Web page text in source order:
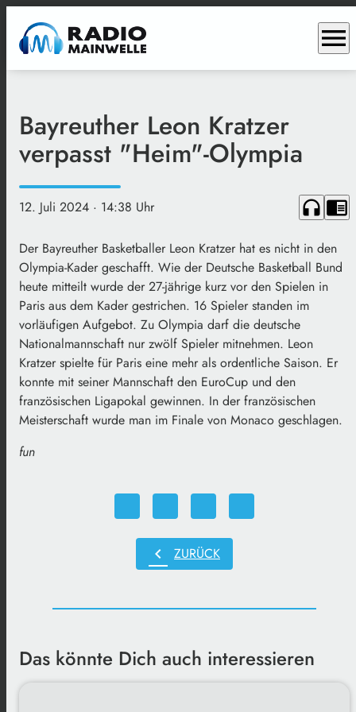
menu
Bayreuther Leon Kratzer
verpasst "Heim"-Olympia
12. Juli 2024 · 14:38 Uhr headphones chrome_reader_mode
Der Bayreuther Basketballer Leon Kratzer hat es nicht in den
Olympia-Kader geschafft. Wie der Deutsche Basketball Bund
heute mitteilt wurde der 27-jährige kurz vor den Spielen in
Paris aus dem Kader gestrichen. 16 Spieler standen im
vorläufigen Aufgebot. Zu Olympia darf die deutsche
Nationalmannschaft nur zwölf Spieler mitnehmen. Leon
Kratzer spielte für Paris eine mehr als ordentliche Saison. Er
konnte mit seiner Mannschaft den EuroCup und den
französischen Ligapokal gewinnen. In der französischen
Meisterschaft wurde man im Finale von Monaco geschlagen.
fun
chevron_left ZURÜCK
Das könnte Dich auch interessieren